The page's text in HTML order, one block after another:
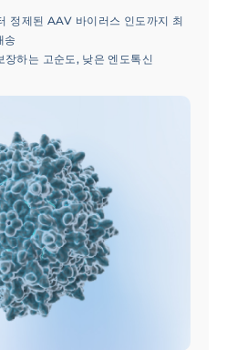
정제된 AAV 바이러스 인도까지 최
송
장하는 고순도, 낮은 엔도톡신
젝트 수행 실적으로 검증된 100개